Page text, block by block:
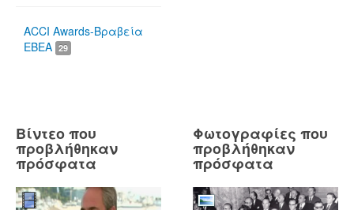
ACCI Awards-Βραβεία
ΕΒΕΑ 29
Βίντεο που
προβλήθηκαν
πρόσφατα
Φωτογραφίες που
προβλήθηκαν
πρόσφατα